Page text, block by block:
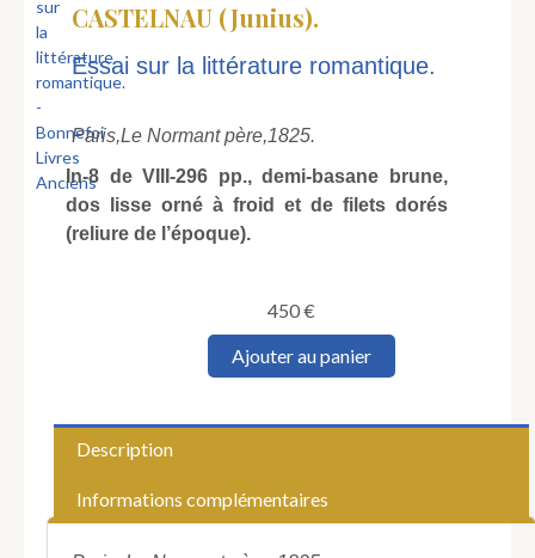
CASTELNAU (Junius).
Essai sur la littérature romantique.
Paris,Le Normant père,1825.
In-8 de VIII-296 pp., demi-basane brune,
dos lisse orné à froid et de filets dorés
(reliure de l’époque).
450€
quantité
littérature
Ajouter au panier
Description
Informations complémentaires